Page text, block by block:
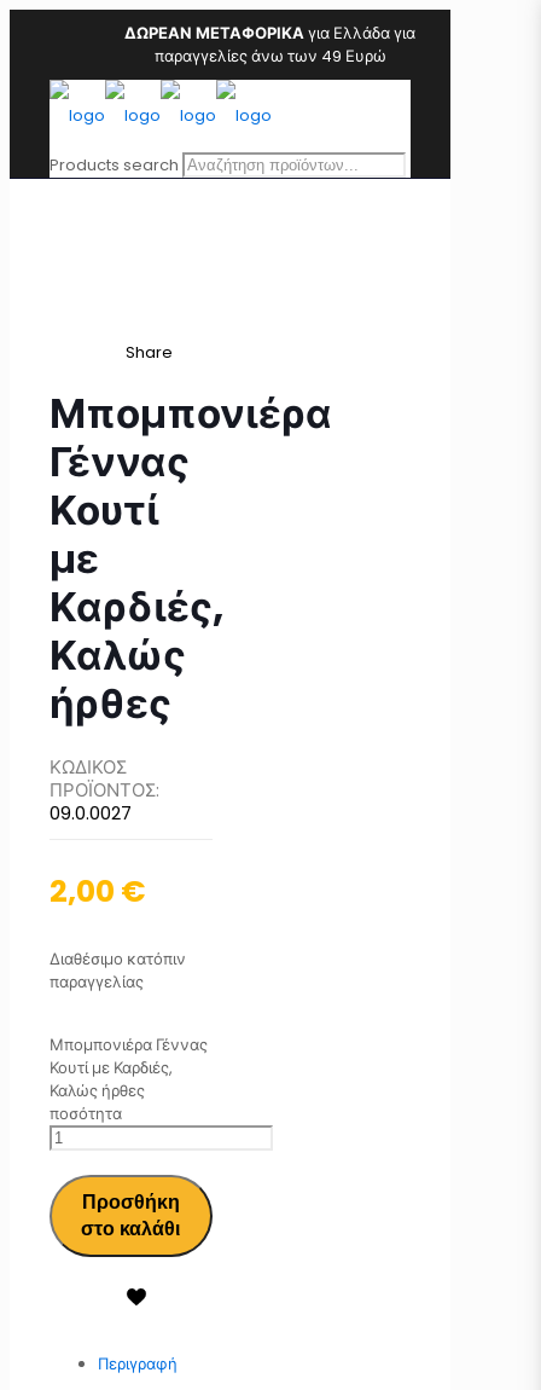
ΔΩΡΕΑΝ ΜΕΤΑΦΟΡΙΚΑγια Ελλάδα για
παραγγελίες άνω των 49 Ευρώ
Products search
Share
Μπομπονιέρα
Γέννας
Κουτί
με
Καρδιές,
Καλώς
ήρθες
ΚΩΔΙΚΟΣ
ΠΡΟΪΟΝΤΟΣ:
09.0.0027
2,00 €
Διαθέσιμο κατόπιν
παραγγελίας
Μπομπονιέρα Γέννας
Κουτί με Καρδιές,
Καλώς ήρθες
ποσότητα
Προσθήκη
στο καλάθι
Περιγραφή